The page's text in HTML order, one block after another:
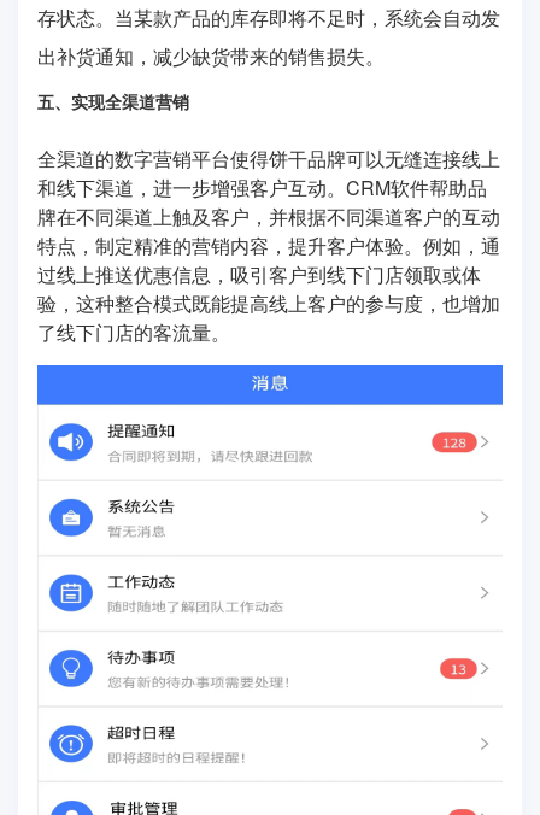
存状态。当某款产品的库存即将不足时，系统会自动发
出补货通知，减少缺货带来的销售损失。
五、实现全渠道营销
全渠道的数字营销平台使得饼干品牌可以无缝连接线上
和线下渠道，进一步增强客户互动。CRM软件帮助品
牌在不同渠道上触及客户，并根据不同渠道客户的互动
特点，制定精准的营销内容，提升客户体验。例如，通
过线上推送优惠信息，吸引客户到线下门店领取或体
验，这种整合模式既能提高线上客户的参与度，也增加
了线下门店的客流量。